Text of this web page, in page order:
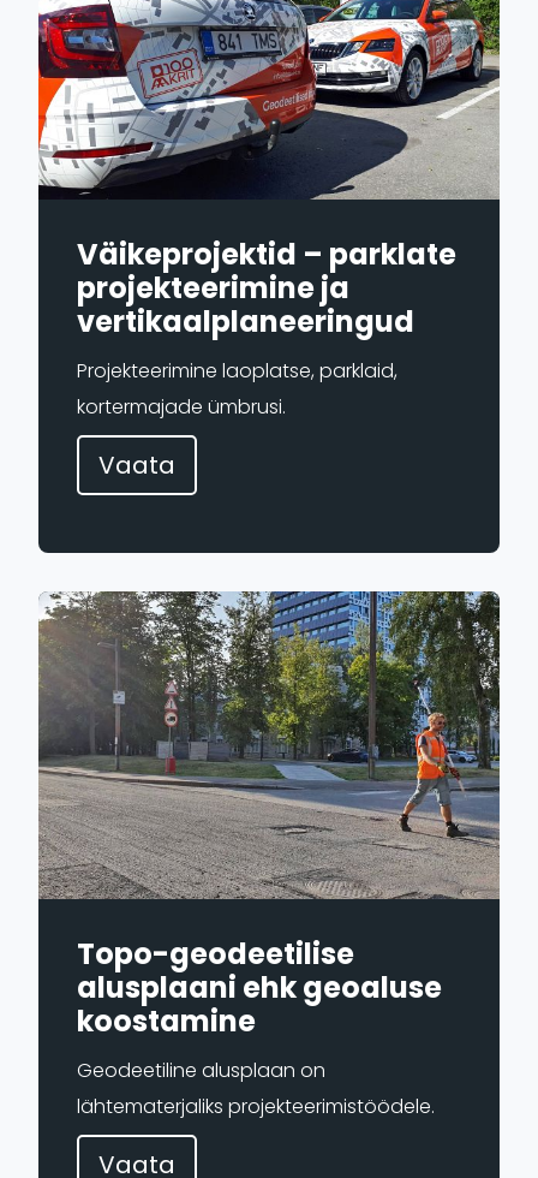
Väikeprojektid – parklate
projekteerimine ja
vertikaal­planeeringud
Projekteerimine laoplatse, parklaid,
kortermajade ümbrusi.
Vaata
Topo-geodeetilise
alusplaani ehk geoaluse
koostamine
Geodeetiline alusplaan on
lähtematerjaliks projekteerimistöödele.
Vaata